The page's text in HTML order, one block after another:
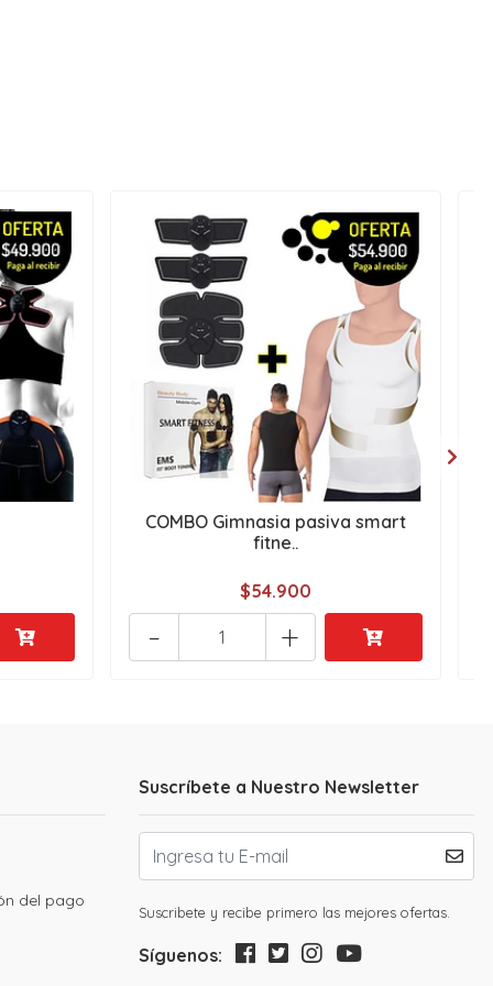
COMBO Gimnasia pasiva smart
fitne..
$54.900
+
-
del pago
Suscríbete a Nuestro Newsletter
Suscribete y recibe primero las mejores ofertas.
Síguenos: